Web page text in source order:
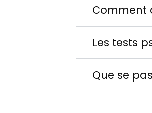
Comment
Les tests
Que se